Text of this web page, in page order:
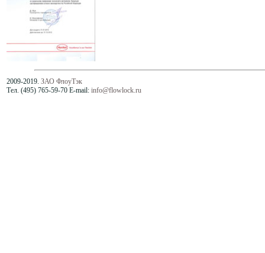
2009-2019. ЗАО ФлоуТэк
Тел. (495) 765-59-70 E-mail: info@flowlock.ru